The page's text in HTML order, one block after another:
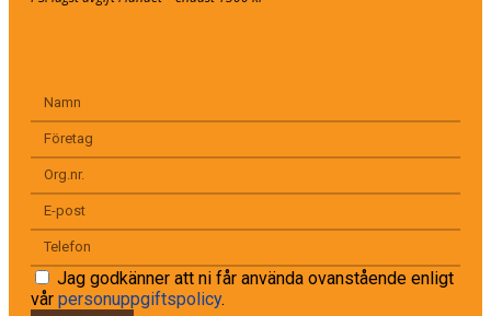
Jag godkänner att ni får använda ovanstående enligt
vår personuppgiftspolicy.